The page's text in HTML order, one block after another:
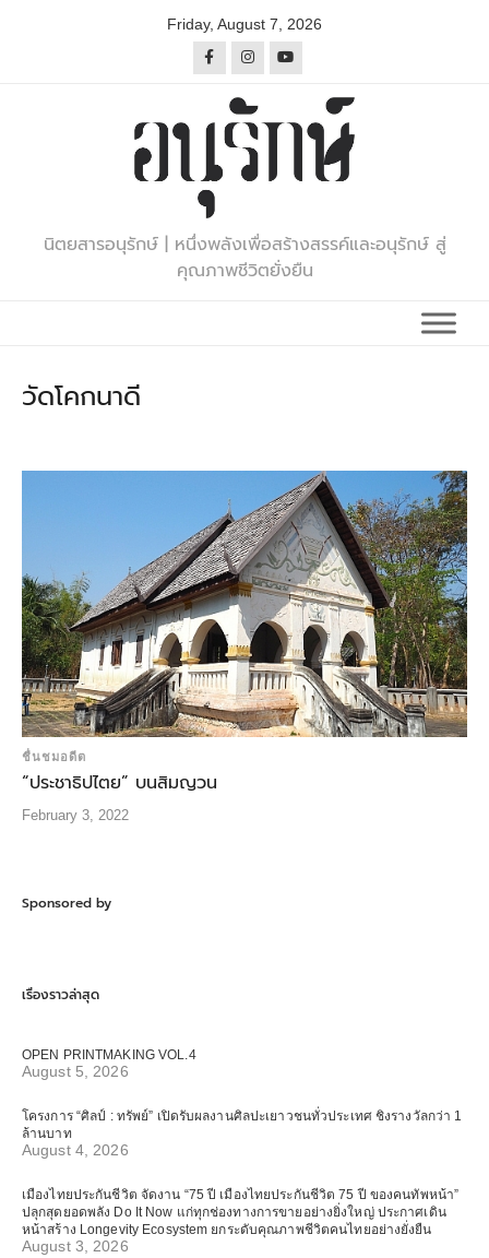
Friday, August 7, 2026
นิตยสารอนุรักษ์ | หนึ่งพลังเพื่อสร้างสรรค์และอนุรักษ์ สู่
คุณภาพชีวิตยั่งยืน
วัดโคกนาดี
ชื่นชมอดีต
“ประชาธิปไตย” บนสิมญวน
February 3, 2022
Sponsored by
เรื่องราวล่าสุด
OPEN PRINTMAKING VOL.4
August 5, 2026
โครงการ “ศิลป์ : ทรัพย์” เปิดรับผลงานศิลปะเยาวชนทั่วประเทศ ชิงรางวัลกว่า 1
ล้านบาท
August 4, 2026
เมืองไทยประกันชีวิต จัดงาน “75 ปี เมืองไทยประกันชีวิต 75 ปี ของคนทัพหน้า”
ปลุกสุดยอดพลัง Do It Now แก่ทุกช่องทางการขายอย่างยิ่งใหญ่ ประกาศเดิน
หน้าสร้าง Longevity Ecosystem ยกระดับคุณภาพชีวิตคนไทยอย่างยั่งยืน
August 3, 2026